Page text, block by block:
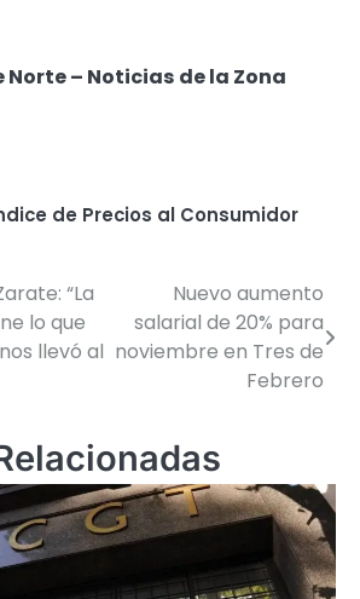
Norte – Noticias de la Zona
de Precios al Consumidor
“La
lo que
llevó al
Nuevo aumento
salarial de 20% para
noviembre en Tres de
Febrero